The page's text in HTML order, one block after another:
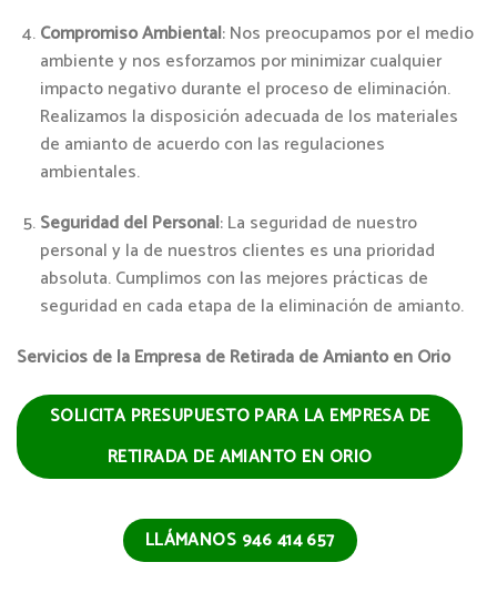
Compromiso Ambiental: Nos preocupamos por el medio
ambiente y nos esforzamos por minimizar cualquier
impacto negativo durante el proceso de eliminación.
Realizamos la disposición adecuada de los materiales
de amianto de acuerdo con las regulaciones
ambientales.
Seguridad del Personal: La seguridad de nuestro
personal y la de nuestros clientes es una prioridad
absoluta. Cumplimos con las mejores prácticas de
seguridad en cada etapa de la eliminación de amianto.
Servicios de la Empresa de Retirada de Amianto en Orio
SOLICITA PRESUPUESTO PARA LA EMPRESA DE
RETIRADA DE AMIANTO EN ORIO
LLÁMANOS 946 414 657